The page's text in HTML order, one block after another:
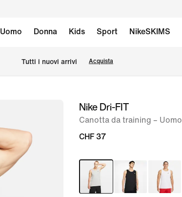
Uomo Donna Kids Sport NikeSKIMS
Tutti i nuovi arrivi Acquista
immagine
Nike Dri-FIT
Canotta da training – Uomo
CHF 37